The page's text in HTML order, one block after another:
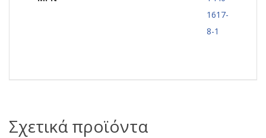
1617-
8-1
Σχετικά προϊόντα